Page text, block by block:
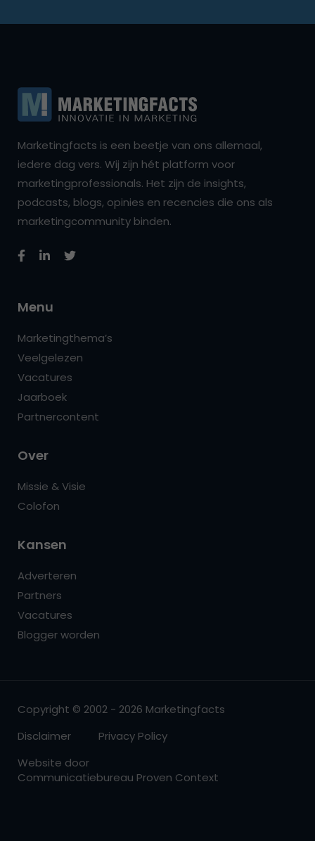
Marketingfacts is een beetje van ons allemaal,
iedere dag vers. Wij zijn hét platform voor
marketingprofessionals. Het zijn de insights,
podcasts, blogs, opinies en recencies die ons als
marketingcommunity binden.
Menu
Marketingthema’s
Veelgelezen
Vacatures
Jaarboek
Partnercontent
Over
Missie & Visie
Colofon
Kansen
Adverteren
Partners
Vacatures
Blogger worden
Copyright © 2002 - 2026 Marketingfacts
Disclaimer
Privacy Policy
Website door
Communicatiebureau Proven Context